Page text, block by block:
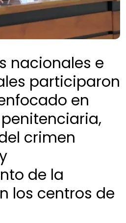
nacionales e
participaron
en
crimen
de la
los centros de